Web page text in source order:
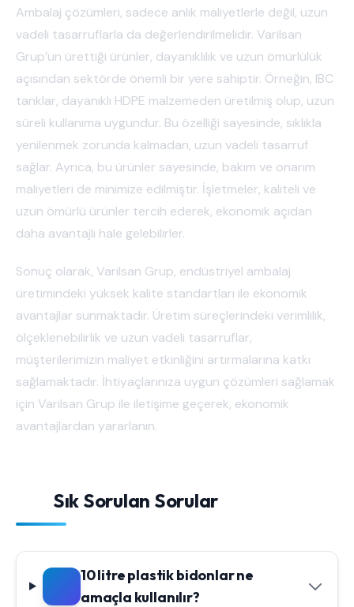
Ambalaj çözümleri, sadece anlık maliyetlerle değil, uzun
vadeli tasarruflarla da değerlendirilmelidir. Varilsan
Grup’un ürettiği ürünler, dayanıklılık ve uzun ömürlülük
açısından sektörde önemli bir yere sahiptir. Örneğin, IBC
tanklar, dayanıklı HDPE malzemeden üretilmiş olup, uzun
süreli kullanıma uygundur. Bu özelliği sayesinde, sıklıkla
yenilenmek zorunda kalmadan, uzun vadeli tasarruf
sağlar. Ayrıca, bu ürünler sayesinde, bakım ve onarım
maliyetleri de minimize edilmiştir. İşletmeler, kaliteli ve
uzun ömürlü ürünler tercih ederek, ekonomik açıdan
daha avantajlı hale gelebilirler.
Sonuç olarak, Varilsan Grup, endüstriyel ambalaj
üretimindeki yüksek kalite standartları ile ekonomik
avantajlar sunmaktadır. Üretim süreçlerindeki verimlilik,
ölçeklenebilirlik ve uzun vadeli tasarruflar,
müşterilerimizin maliyet etkinliğini artırmalarına katkı
sağlamaktadır. İhtiyaçlarınıza uygun çözümleri sağlamak
için Varilsan Grup ile iletişime geçerek, ekonomik
avantajlardan yararlanın.
Sık Sorulan Sorular
10 litre plastik bidonlar ne
amaçla kullanılır?